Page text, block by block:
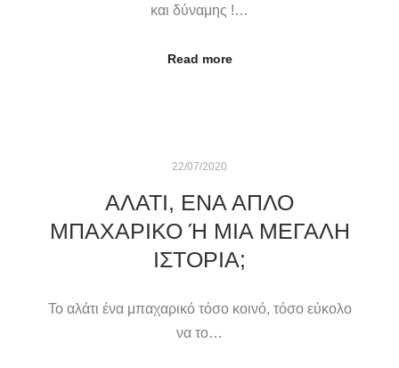
και δύναμης !…
Read more
22/07/2020
ΑΛΑΤΙ, ΕΝΑ ΑΠΛΟ
ΜΠΑΧΑΡΙΚΟ Ή ΜΙΑ ΜΕΓΑΛΗ Ι
ΣΤΟΡΙΑ;
Το αλάτι ένα μπαχαρικό τόσο κοινό, τόσο εύκολο
να το…